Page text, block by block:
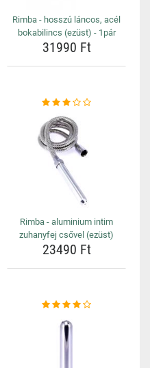
Rimba - hosszú láncos, acél
bokabilincs (ezüst) - 1pár
31990 Ft
Rimba - aluminium intim
zuhanyfej csővel (ezüst)
23490 Ft